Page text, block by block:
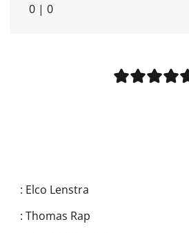
0 | 0
: Elco Lenstra
: Thomas Rap